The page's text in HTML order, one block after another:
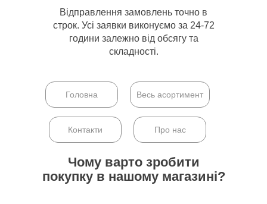
Відправлення замовлень точно в
строк. Усі заявки виконуємо за 24-72
години залежно від обсягу та
складності.
Головна Весь асортимент
Контакти Про нас
Чому варто зробити
покупку в нашому магазині?